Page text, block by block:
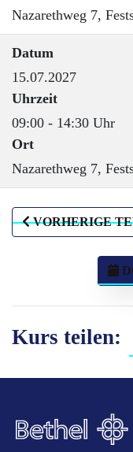
Nazarethweg 7,
Datum
15.07.2027
Uhrzeit
09:00 - 14:30 Uhr
Ort
Nazarethweg 7,
VORHERIGE
Kurs teilen: